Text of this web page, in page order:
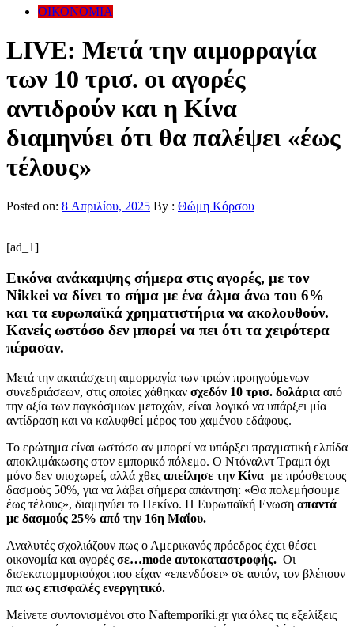
ΟΙΚΟΝΟΜΙΑ
LIVE: Μετά την αιμορραγία
των 10 τρισ. οι αγορές
αντιδρούν και η Κίνα
διαμηνύει ότι θα παλέψει «έως
τέλους»
Posted on: 8 Απριλίου, 2025 By : Θώμη Κόρσου
[ad_1]
Εικόνα ανάκαμψης σήμερα στις αγορές, με τον
Nikkei να δίνει το σήμα με ένα άλμα άνω του 6%
και τα ευρωπαϊκά χρηματιστήρια να ακολουθούν.
Κανείς ωστόσο δεν μπορεί να πει ότι τα χειρότερα
πέρασαν.
Μετά την ακατάσχετη αιμορραγία των τριών προηγούμενων
συνεδριάσεων, στις οποίες χάθηκαν σχεδόν 10 τρισ. δολάρια από
την αξία των παγκόσμιων μετοχών, είναι λογικό να υπάρξει μία
αντίδραση και να καλυφθεί μέρος του χαμένου εδάφους.
Το ερώτημα είναι ωστόσο αν μπορεί να υπάρξει πραγματική ελπίδα
αποκλιμάκωσης στον εμπορικό πόλεμο. Ο Ντόναλντ Τραμπ όχι
μόνο δεν υποχωρεί, αλλά χθες απείλησε την Κίνα με πρόσθετους
δασμούς 50%, για να λάβει σήμερα απάντηση: «Θα πολεμήσουμε
έως τέλους», διαμηνύει το Πεκίνο. Η Ευρωπαϊκή Ενωση απαντά
με δασμούς 25% από την 16η Μαΐου.
Αναλυτές σχολιάζουν πως ο Αμερικανός πρόεδρος έχει θέσει
οικονομία και αγορές σε…mode αυτοκαταστροφής. Οι
δισεκατομμυριούχοι που είχαν «επενδύσει» σε αυτόν, τον βλέπουν
πια ως επισφαλές ενεργητικό.
Μείνετε συντονισμένοι στο Naftemporiki.gr για όλες τις εξελίξεις